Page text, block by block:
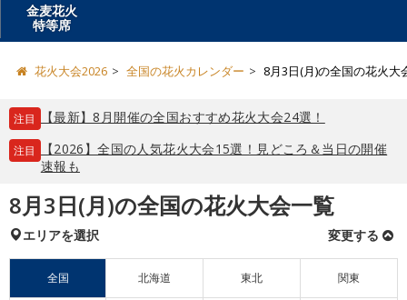
金麦花火
特等席
花火大会2026 全国の花火カレンダー 8月3日(月)の全国の花火大
注目 【最新】8月開催の全国おすすめ花火大会24選！
注目
【2026】全国の人気花火大会15選！見どころ＆当日の開催
速報も
8月3日(月)の全国の花火大会一覧
エリアを選択 変更する
全国 北海道 東北 関東